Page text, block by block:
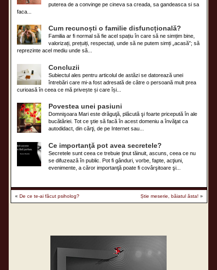
puterea de a convinge pe cineva sa creada, sa gandeasca si sa
faca...
Cum recunoști o familie disfuncțională?
Familia ar fi normal să fie acel spațiu în care să ne simțim bine,
valorizați, prețuiți, respectați, unde să ne putem simți „acasă”; să
reprezinte acel mediu unde să...
Concluzii
Subiectul ales pentru articolul de astăzi se datorează unei
întrebări care mi-a fost adresată de către o persoană mult prea
curioasă în ceea ce mă privește și care își...
Povestea unei pasiuni
Domnişoara Mari este drăguţă, plăcută şi foarte pricepută în ale
bucătăriei. Tot ce ştie să facă în acest domeniu a învăţat ca
autodidact, din cărţi, de pe Internet sau...
Ce importanţă pot avea secretele?
Secretele sunt ceea ce trebuie ţinut tăinuit, ascuns, ceea ce nu
se difuzează în public. Pot fi gânduri, vorbe, fapte, acţiuni,
evenimente, a căror importanţă poate fi covârşitoare şi...
«De ce te-ai făcut psiholog? Știe meserie, băiatul ăsta! »